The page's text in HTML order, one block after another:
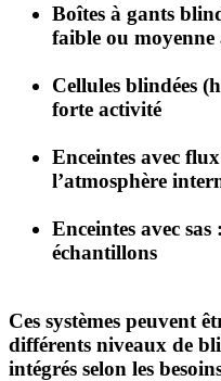
Boîtes à gants
faible ou moyenne
Cellules blindées
forte activité
Enceintes avec
l’atmosphère
Enceintes avec sas
échantillons
Ces systèmes peuvent
différents niveaux de
intégrés selon les